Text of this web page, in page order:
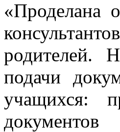
«Проделана
родителей.
подачи
учащихся: